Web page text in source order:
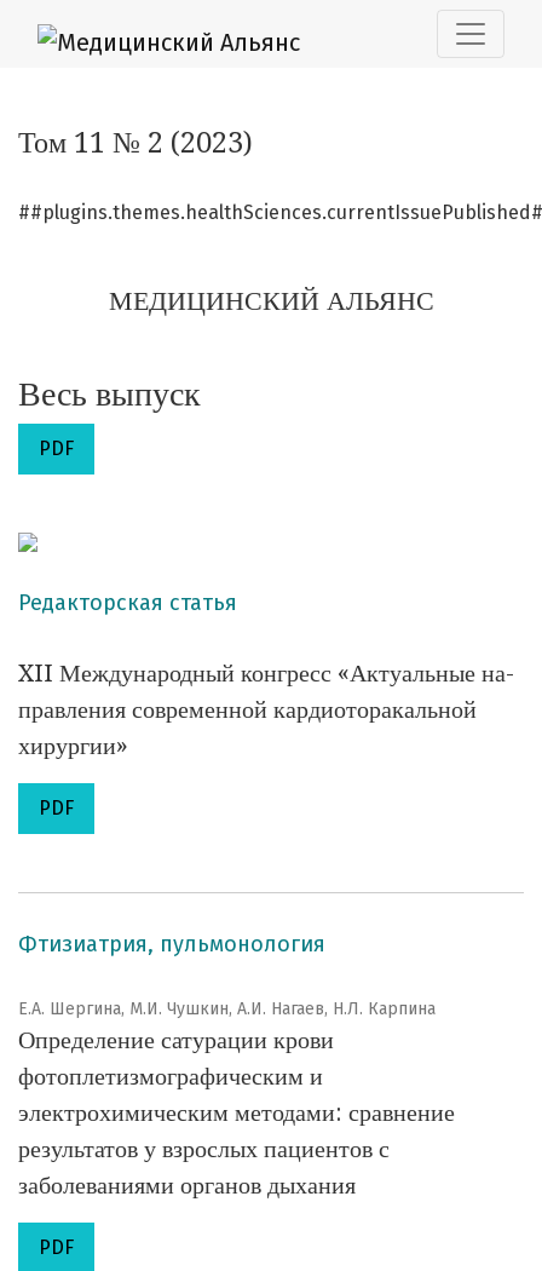
Том 11 № 2 (2023)
МЕДИЦИНСКИЙ АЛЬЯНС
Весь выпуск
PDF
Редакторская статья
XII Международный конгресс «Актуальные на-
правления современной кардиоторакальной
хирургии»
PDF
Фтизиатрия, пульмонология
Е.А. Шергина, М.И. Чушкин, А.И. Нагаев, Н.Л. Карпина
Определение сатурации крови
фотоплетизмографическим и
электрохимическим методами: сравнение
результатов у взрослых пациентов с
заболеваниями органов дыхания
PDF